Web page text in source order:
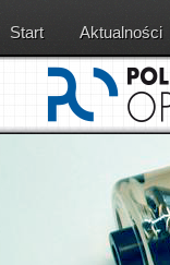
Start Aktualności